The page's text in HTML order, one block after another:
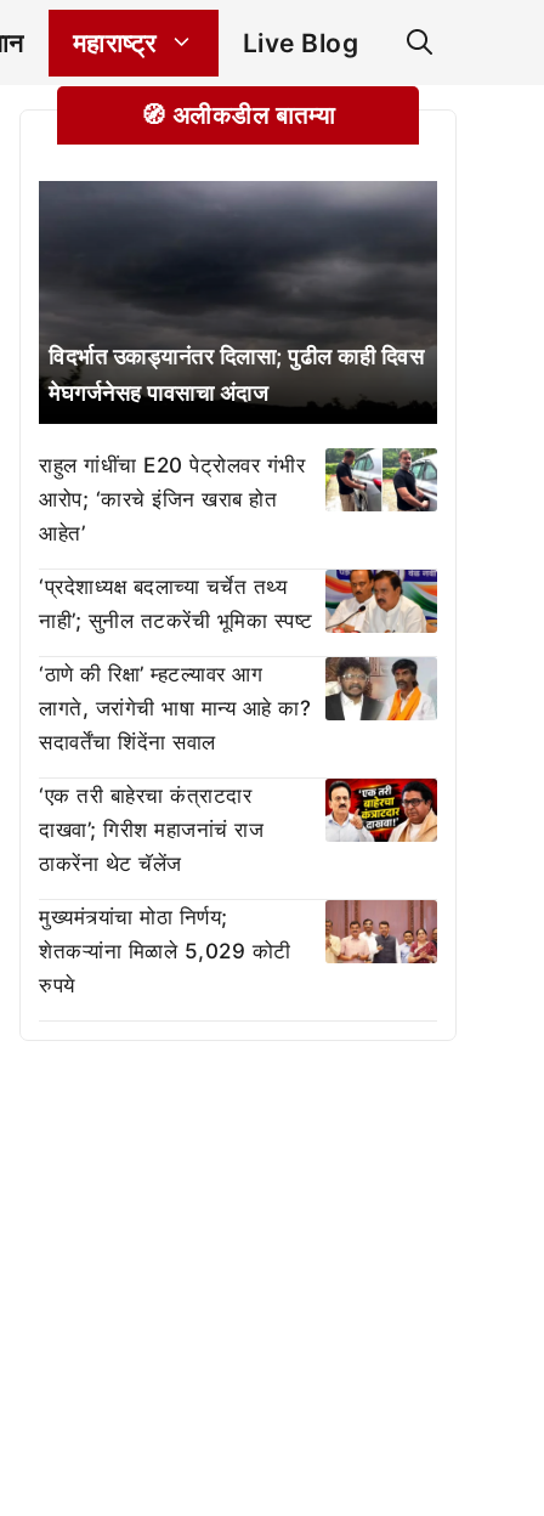
महाराष्ट्र Live Blog
🧭 अलीकडील बातम्या
विदर्भात उकाड्यानंतर दिलासा; पुढील काही दिवस
मेघगर्जनेसह पावसाचा अंदाज
राहुल गांधींचा E20 पेट्रोलवर गंभीर
आरोप; ‘कारचे इंजिन खराब होत
आहेत’
‘प्रदेशाध्यक्ष बदलाच्या चर्चेत तथ्य
नाही’; सुनील तटकरेंची भूमिका स्पष्ट
‘ठाणे की रिक्षा’ म्हटल्यावर आग
लागते, जरांगेची भाषा मान्य आहे का?
सदावर्तेंचा शिंदेंना सवाल
‘एक तरी बाहेरचा कंत्राटदार
दाखवा’; गिरीश महाजनांचं राज
ठाकरेंना थेट चॅलेंज
मुख्यमंत्र्यांचा मोठा निर्णय;
शेतकऱ्यांना मिळाले 5,029 कोटी
रुपये